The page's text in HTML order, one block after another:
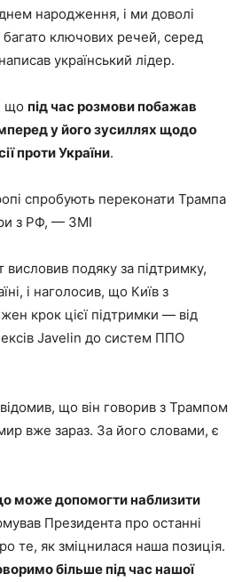
народження, і ми доволі
ключових речей, серед
український лідер.
що під час розмови побажав
у його зусиллях щодо
проти України.
спробують переконати Трампа
з РФ, — ЗМІ
висловив подяку за підтримку,
і наголосив, що Київ з
крок цієї підтримки — від
Javelin до систем ППО
що він говорив з Трампом
вже зараз. За його словами, є
може допомогти наблизити
Президента про останні
те, як зміцнилася наша позиція.
більше під час нашої